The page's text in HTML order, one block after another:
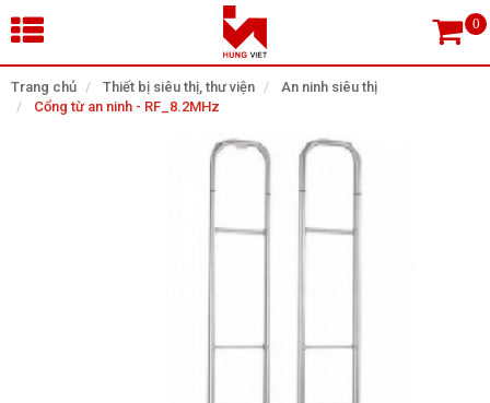
Trang chủ Thiết bị siêu thị, thư viện
An ninh siêu thị
Cổng từ an ninh - RF_8.2MHz
×